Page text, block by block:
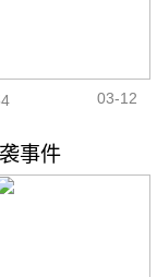
03-12
事件